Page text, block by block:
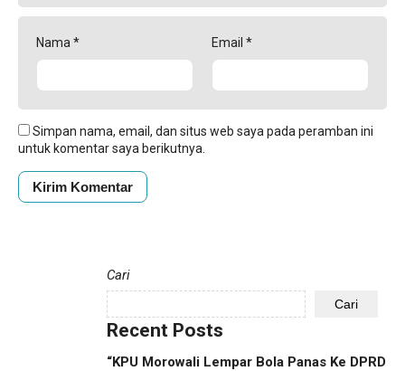
Nama * Email *
Simpan nama, email, dan situs web saya pada peramban ini
untuk komentar saya berikutnya.
Cari
Cari
Recent Posts
“KPU Morowali Lempar Bola Panas Ke DPRD